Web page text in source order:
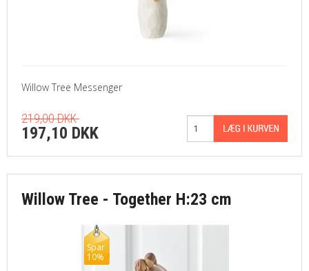
Willow Tree Messenger
219,00 DKK
197,10 DKK
Willow Tree - Together H:23 cm
Spar
10%